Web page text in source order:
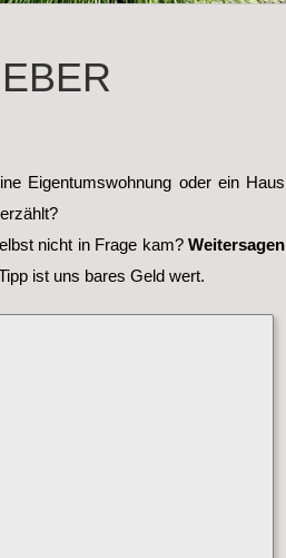
Eigentumswohnung oder ein Haus
nicht in Frage kam? Weitersagen
ist uns bares Geld wert.